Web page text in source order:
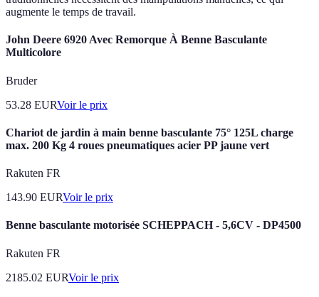
augmente le temps de travail.
John Deere 6920 Avec Remorque À Benne Basculante
Multicolore
Bruder
53.28 EURVoir le prix
Chariot de jardin à main benne basculante 75° 125L charge
max. 200 Kg 4 roues pneumatiques acier PP jaune vert
Rakuten FR
143.90 EURVoir le prix
Benne basculante motorisée SCHEPPACH - 5,6CV - DP4500
Rakuten FR
2185.02 EURVoir le prix